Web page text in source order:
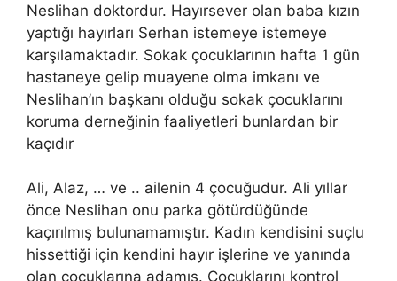
Neslihan doktordur. Hayırsever olan baba kızın
yaptığı hayırları Serhan istemeye istemeye
karşılamaktadır. Sokak çocuklarının hafta 1 gün
hastaneye gelip muayene olma imkanı ve
Neslihan’ın başkanı olduğu sokak çocuklarını
koruma derneğinin faaliyetleri bunlardan bir
kaçıdır
Ali, Alaz, … ve .. ailenin 4 çocuğudur. Ali yıllar
önce Neslihan onu parka götürdüğünde
kaçırılmış bulunamamıştır. Kadın kendisini suçlu
hissettiği için kendini hayır işlerine ve yanında
olan çocuklarına adamış. Çocuklarını kontrol